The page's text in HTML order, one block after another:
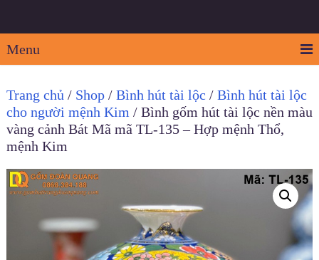
Menu
Trang chủ / Shop/ Bình hút tài lộc / Bình hút tài lộc
cho người mệnh Kim / Bình gốm hút tài lộc nền màu
vàng cảnh Bát Mã mã TL-135 – Hợp mệnh Thổ,
mệnh Kim